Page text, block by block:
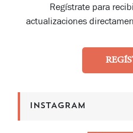
Regístrate para
actualizaciones
INSTAGRAM